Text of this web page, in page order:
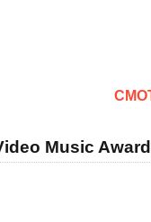
Music